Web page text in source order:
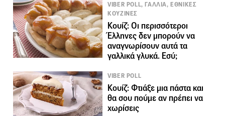
VIBER POLL, ΓΑΛΛΙΑ, ΕΘΝΙΚΕΣ
ΚΟΥΖΙΝΕΣ
Κουίζ: Οι περισσότεροι
Έλληνες δεν μπορούν να
αναγνωρίσουν αυτά τα
γαλλικά γλυκά. Εσύ;
VIBER POLL
Κουίζ: Φτιάξε μια πάστα και
θα σου πούμε αν πρέπει να
χωρίσεις